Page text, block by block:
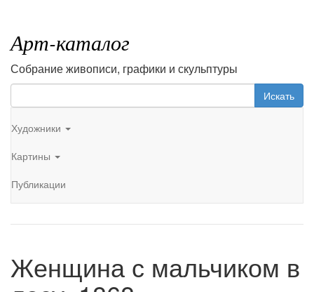
Арт-каталог
Собрание живописи, графики и скульптуры
Искать
Художники
Картины
Публикации
Женщина с мальчиком в